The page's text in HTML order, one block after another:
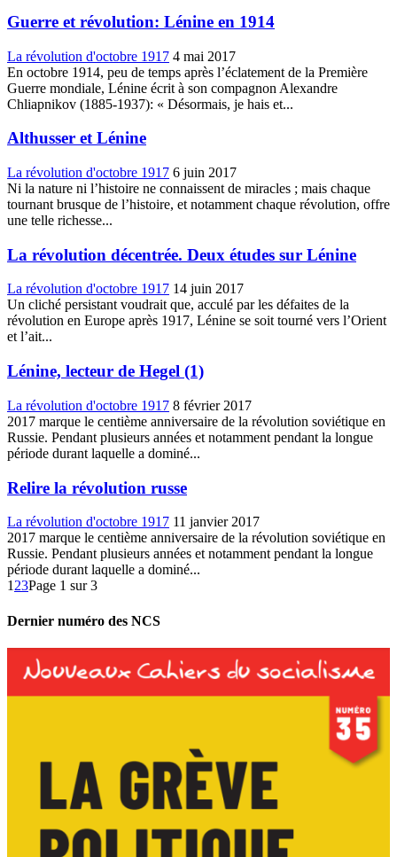
Guerre et révolution: Lénine en 1914
La révolution d'octobre 1917 4 mai 2017
En octobre 1914, peu de temps après l’éclatement de la Première
Guerre mondiale, Lénine écrit à son compagnon Alexandre
Chliapnikov (1885-1937): « Désormais, je hais et...
Althusser et Lénine
La révolution d'octobre 1917 6 juin 2017
Ni la nature ni l’histoire ne connaissent de miracles ; mais chaque
tournant brusque de l’histoire, et notamment chaque révolution, offre
une telle richesse...
La révolution décentrée. Deux études sur Lénine
La révolution d'octobre 1917 14 juin 2017
Un cliché persistant voudrait que, acculé par les défaites de la
révolution en Europe après 1917, Lénine se soit tourné vers l’Orient
et l’ait...
Lénine, lecteur de Hegel (1)
La révolution d'octobre 1917 8 février 2017
2017 marque le centième anniversaire de la révolution soviétique en
Russie. Pendant plusieurs années et notamment pendant la longue
période durant laquelle a dominé...
Relire la révolution russe
La révolution d'octobre 1917 11 janvier 2017
2017 marque le centième anniversaire de la révolution soviétique en
Russie. Pendant plusieurs années et notamment pendant la longue
période durant laquelle a dominé...
1 23Page 1 sur 3
Dernier numéro des NCS